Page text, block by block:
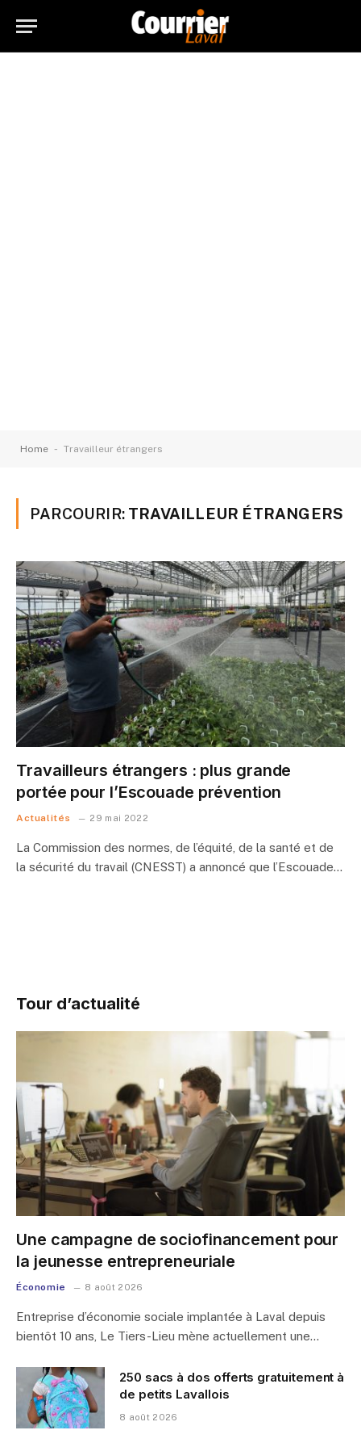
Home - Travailleur étrangers
PARCOURIR: TRAVAILLEUR ÉTRANGERS
Travailleurs étrangers : plus grande
portée pour l’Escouade prévention
Actualités 29 mai 2022
La Commission des normes, de l’équité, de la santé et de
la sécurité du travail (CNESST) a annoncé que l’Escouade…
Tour d’actualité
Une campagne de sociofinancement pour
la jeunesse entrepreneuriale
Économie 8 août 2026
Entreprise d’économie sociale implantée à Laval depuis
bientôt 10 ans, Le Tiers-Lieu mène actuellement une…
250 sacs à dos offerts gratuitement à
de petits Lavallois
8 août 2026